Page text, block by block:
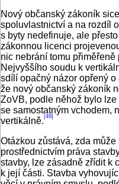
Nový občanský zákoník
spoluvlastnictví a na rozdíl
s byty nedefinuje, ale
zákonnou licenci
nic nebrání tomu
Nejvyššího soudu k
sdílí opačný názor opřený
že nový občanský zákoník
ZoVB, podle něhož bylo
se samostatným vchodem,
vertikálně. [49]
Otázkou zůstává, zda
prostřednictvím práva
stavby, lze zásadně zřídit k
k její části. Stavba